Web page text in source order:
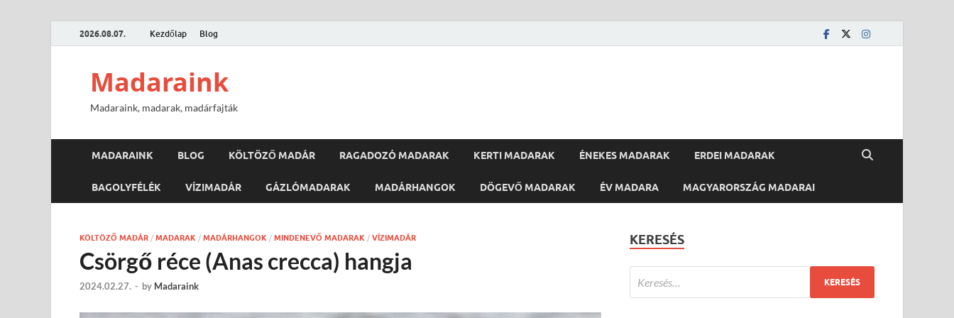
2026.08.07. Kezdőlap Blog
Madaraink
Madaraink, madarak, madárfajták
MADARAINK BLOG KÖLTÖZŐ MADÁR RAGADOZÓ MADARAK KERTI MADARAK ÉNEKES MADARAK ERDEI MADARAK
BAGOLYFÉLÉK VÍZIMADÁR GÁZLÓMADARAK MADÁRHANGOK DÖGEVŐ MADARAK ÉV MADARA MAGYARORSZÁG MADARAI
KÖLTÖZŐ MADÁR / MADARAK / MADÁRHANGOK / MINDENEVŐ MADARAK / VÍZIMADÁR
Csörgő réce (Anas crecca) hangja
2024.02.27. - by Madaraink
KERESÉS